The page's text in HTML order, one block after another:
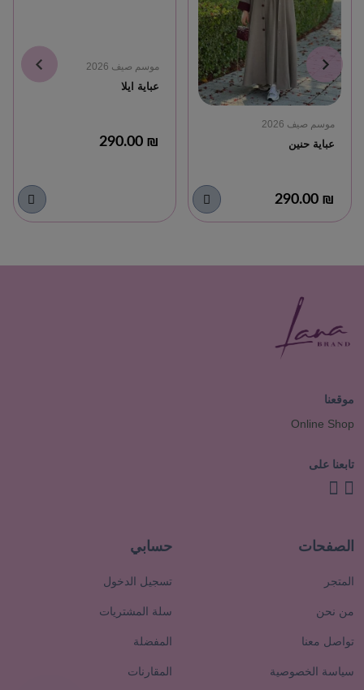
موسم صيف 2026
عباية حنين
₪ 290.00
موسم صيف 2026
عباية ايلا
₪ 290.00
موقعنا
Online Shop
تابعنا على
الصفحات
المتجر
من نحن
تواصل معنا
سياسة الخصوصية
حسابي
تسجيل الدخول
سلة المشتريات
المفضلة
المقارنات